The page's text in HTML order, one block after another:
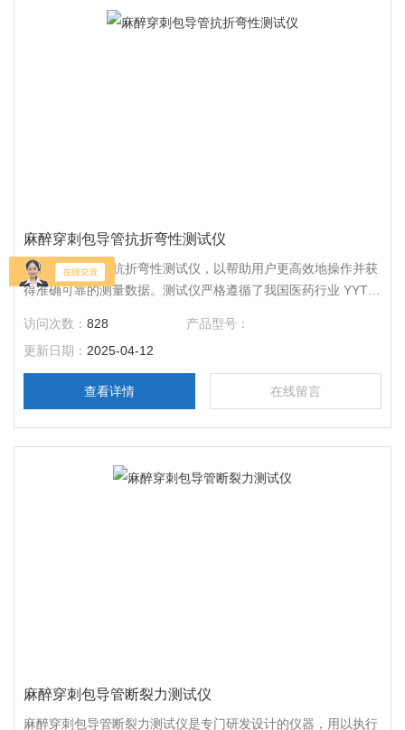
麻醉穿刺包导管抗折弯性测试仪
麻醉穿刺包导管抗折弯性测试仪，以帮助用户更高效地操作并获
得准确可靠的测量数据。测试仪严格遵循了我国医药行业 YYT
访问次数：828
产品型号：
更新日期： 2025-04-12
查看详情 在线留言
麻醉穿刺包导管断裂力测试仪
麻醉穿刺包导管断裂力测试仪是专门研发设计的仪器，用以执行